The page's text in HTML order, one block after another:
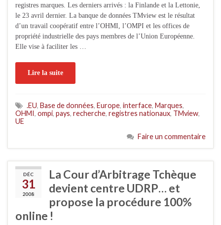
registres marques. Les derniers arrivés : la Finlande et la Lettonie,
le 23 avril dernier. La banque de données TMview est le résultat
d’un travail coopératif entre l’OHMI, l’OMPI et les offices de
propriété industrielle des pays membres de l’Union Européenne.
Elle vise à faciliter les …
Lire la suite
.EU, Base de données, Europe, interface, Marques,
OHMI, ompi, pays, recherche, registres nationaux, TMview,
UE
Faire un commentaire
DÉC
31
2008
La Cour d’Arbitrage Tchèque
devient centre UDRP… et
propose la procédure 100%
online !